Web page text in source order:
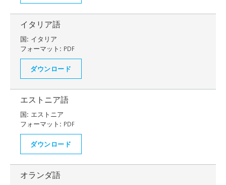
イタリア語
国: イタリア
フォーマット: PDF
ダウンロード
エストニア語
国: エストニア
フォーマット: PDF
ダウンロード
オランダ語